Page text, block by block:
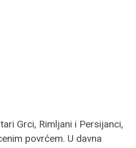
Grci, Rimljani i Persijanci,
povrćem. U davna